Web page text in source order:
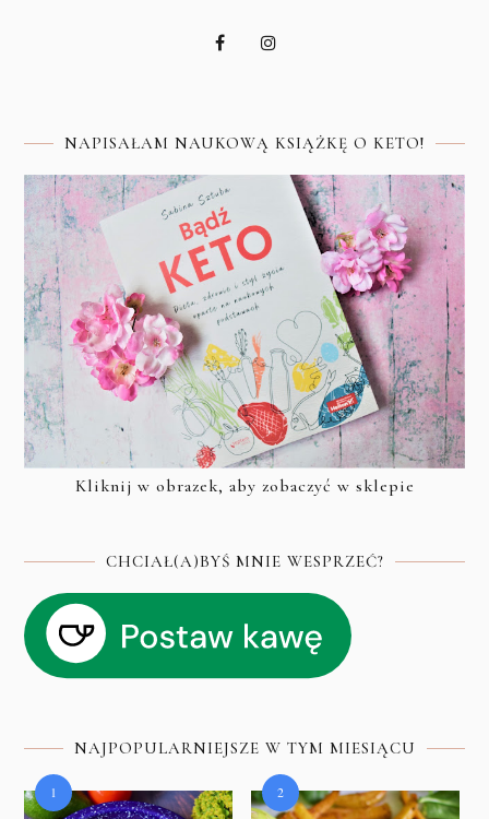
NAPISAŁAM NAUKOWĄ KSIĄŻKĘ O KETO!
Kliknij w obrazek, aby zobaczyć w sklepie
CHCIAŁ(A)BYŚ MNIE WESPRZEĆ?
NAJPOPULARNIEJSZE W TYM MIESIĄCU